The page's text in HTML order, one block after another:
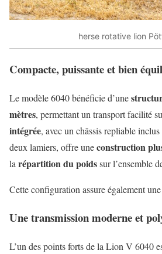
herse rotative lion
Compacte, puissante et bien
Le modèle 6040 bénéficie d’une
mètres, permettant un transport facilité
intégrée, avec un châssis repliable
deux lamiers, offre uneconstruction
la répartition du poidssur l’ensemble
Cette configuration assure également
Une transmission moderne et
L’un des points forts de la Lion V 6040